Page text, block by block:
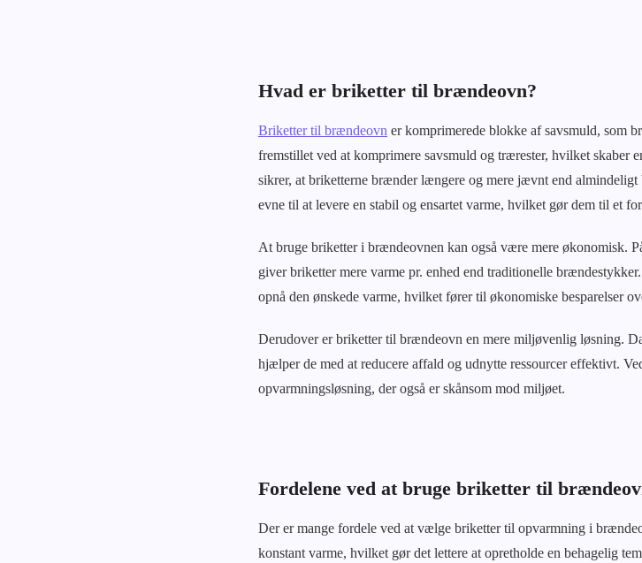
Hvad er briketter til brændeovn?
Briketter til brændeovn er komprimerede blokke af savsmuld, som
fremstillet ved at komprimere savsmuld og trærester, hvilket
sikrer, at briketterne brænder længere og mere jævnt end
evne til at levere en stabil og ensartet varme, hvilket gør dem til et
At bruge briketter i brændeovnen kan også være mere økonomisk.
giver briketter mere varme pr. enhed end traditionelle
opnå den ønskede varme, hvilket fører til økonomiske besparelser
Derudover er briketter til brændeovn en mere miljøvenlig løsning.
hjælper de med at reducere affald og udnytte ressourcer effektivt.
opvarmningsløsning, der også er skånsom mod miljøet.
Fordelene ved at bruge briketter til
Der er mange fordele ved at vælge briketter til opvarmning i
konstant varme, hvilket gør det lettere at opretholde en behagelig